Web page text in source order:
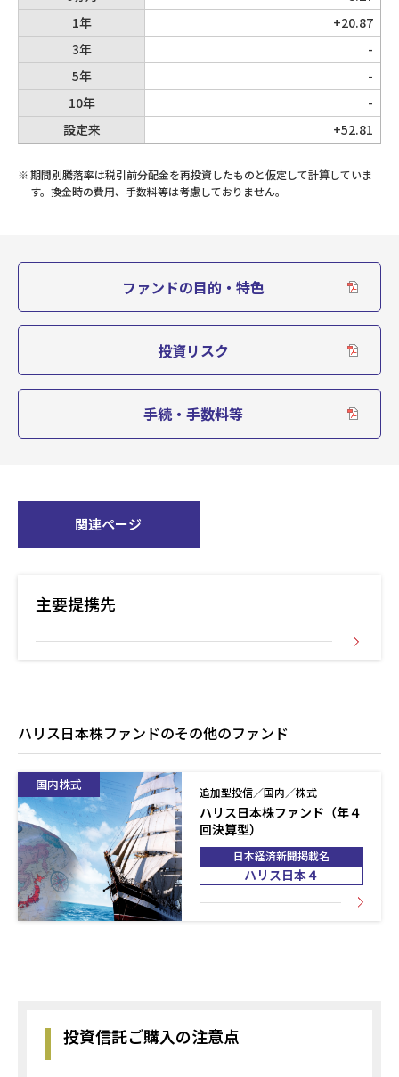
1年
3年
5年
10年
設定来
+20.87
-
-
-
+52.81
※期間別騰落率は税引前分配金を再投資したものと仮定して計算していま
す。換金時の費用、手数料等は考慮しておりません。
ファンドの目的・特色
投資リスク
手続・手数料等
関連ページ
主要提携先
ハリス日本株ファンドのその他のファンド
国内株式 追加型投信／国内／株式
ハリス日本株ファンド（年４
回決算型）
日本経済新聞掲載名
ハリス日本４
投資信託ご購入の注意点